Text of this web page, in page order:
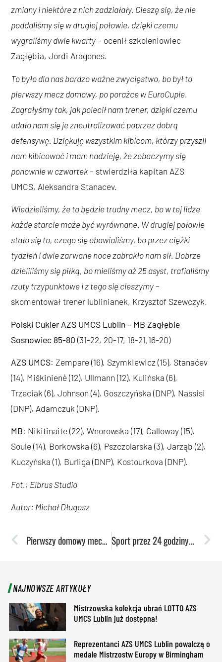
zmiany i niektóre z nich zadziałały. Cieszę się, że nie
poddaliśmy się w drugiej połowie, dzięki czemu
wygraliśmy dwie kwarty– ocenił szkoleniowiec
Zagłębia, Jordi Aragones.
To było dla nas bardzo ważne zwycięstwo, bo był to
pierwszy mecz domowy, po porażce w EuroCupie.
Zagrałyśmy tak, jak polecił nam trener, dzięki czemu
udało nam się je zneutralizować poprzez dobrą
defensywę. Dziękuję wszystkim kibicom, którzy przyszli
nam kibicować i mam nadzieję, że zobaczymy się
ponownie w czwartek– stwierdziła kapitan AZS
UMCS, Aleksandra Stanacev.
Wiedzieliśmy, że to będzie trudny mecz, bo w tej lidze
każde starcie może być wyrównane. W drugiej połowie
stało się to, czego się obawialiśmy, bo przez ciężki
tydzień i dwie zarwane noce zabrakło nam sił. Dobrze
dzieliliśmy się piłką, bo mieliśmy aż 25 asyst, trafialiśmy
rzuty trzypunktowe i z tego się cieszymy–
skomentował trener lublinianek, Krzysztof Szewczyk.
Polski Cukier AZS UMCS Lublin – MB Zagłębie
Sosnowiec 85-80(31-22, 20-17, 18-21,16-20)
AZS UMCS: Zempare (16), Szymkiewicz (15), Stanaćev
(14), Miškinienė (12), Ullmann (12), Kulińska (6),
Trzeciak (6), Johnson (4), Goszczyńska (DNP), Nassisi
(DNP), Adamczuk (DNP).
MB: Nikitinaite (22), Wnorowska (17), Calloway (15),
Soule (14), Borkowska (6), Pszczolarska (3), Jarząb (2),
Kuczyńska (1), Burliga (DNP), Kostourkova (DNP).
Fot.: Elbrus Studio
Autor: Michał Długosz
Pierwszy domowy mecz ligowy koszykarek już w niedzielę! Sport przez 24 godziny! Zapisz się na Akademicką Dobę Sportu
NAJNOWSZE ARTYKUŁY
Mistrzowska kolekcja ubrań LOTTO AZS
UMCS Lublin już dostępna!
Reprezentanci AZS UMCS Lublin powalczą o
medale Mistrzostw Europy w Birmingham